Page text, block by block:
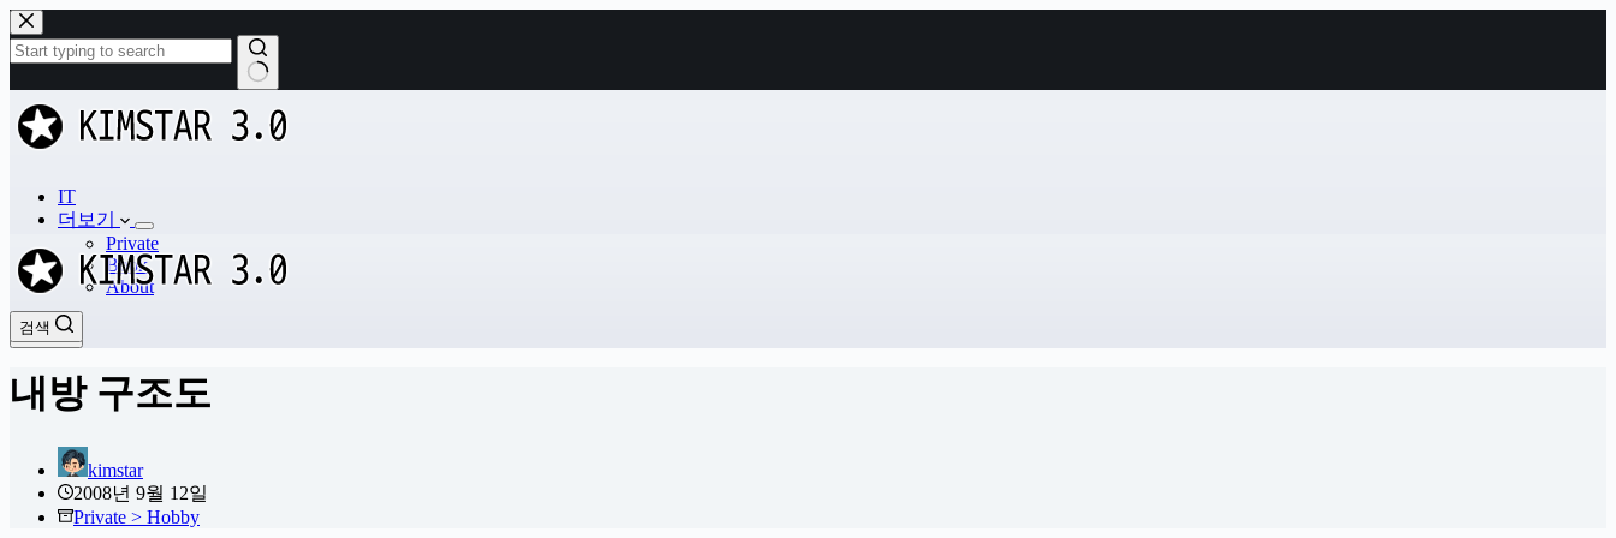
본
문
으
로
건
너
과
없
IT
더보기
Private
Book
About
검색
검색
내방 구조도
kimstar
2008년 9월 12일
Private > Hobby